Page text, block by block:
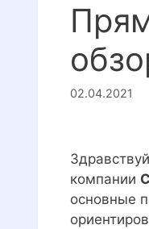
02.04.2021
компании
основные